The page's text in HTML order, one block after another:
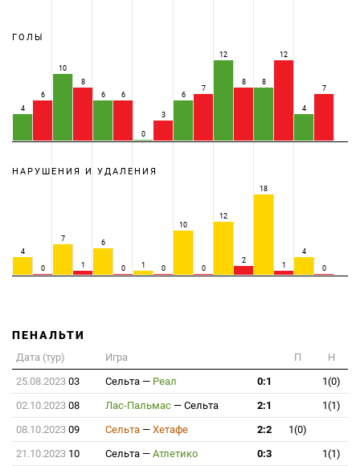
ГОЛЫ
4
6
10
8
6
6
0
3
6
7
12
8 8
12
4
7
НАРУШЕНИЯ И УДАЛЕНИЯ
4
0
7
1
6
0 1 0
10
0
12
2
18
1
4
0
ПЕНАЛЬТИ
Дата (тур) Игра П
Н
25.08.2023 03 Сельта — Реал 0:1
1(0)
02.10.2023 08 Лас-Пальмас — Сельта 2:1
1(1)
08.10.2023 09 Сельта — Хетафе 2:2
1(0)
21.10.2023 10 Сельта — Атлетико 0:3
1(1)